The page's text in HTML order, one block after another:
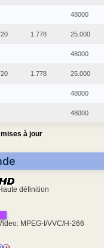
48000
1.778 25.000
48000
1.778 25.000
48000
48000
à jour
définition
MPEG-I/VVC/H-266